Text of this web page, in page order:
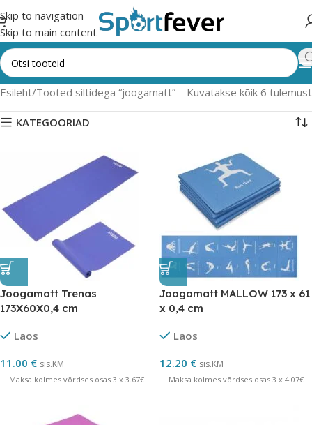
Skip to navigation
Skip to main content
Esileht Tooted siltidega “joogamatt” Kuvatakse kõik 6 tulemust
KATEGOORIAD
Joogamatt Trenas
173X60X0,4 cm
Laos
11.00 € sis.KM
Maksa kolmes võrdses osas 3 x 3.67€
Joogamatt MALLOW 173 x 61
x 0,4 cm
Laos
12.20 € sis.KM
Maksa kolmes võrdses osas 3 x 4.07€